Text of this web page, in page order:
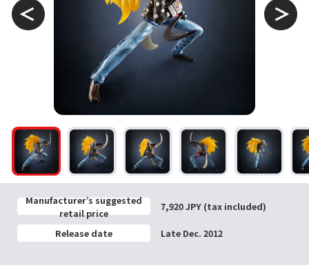
Manufacturer’s suggested
retail price
7,920 JPY (tax included)
Release date Late Dec. 2012